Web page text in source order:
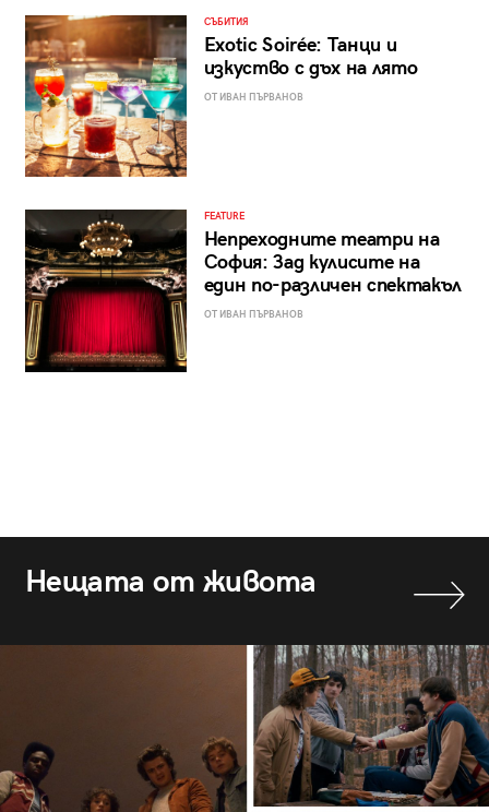
СЪБИТИЯ
Exotic Soirée: Танци и
изкуство с дъх на лято
ОТ ИВАН ПЪРВАНОВ
FEATURE
Непреходните театри на
София: Зад кулисите на
един по-различен спектакъл
ОТ ИВАН ПЪРВАНОВ
Нещата от живота